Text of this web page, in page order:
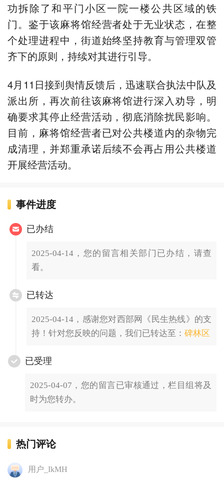
功拆除了和平门小区一院一楼公共区域的铁
门。鉴于该麻将馆经营者处于无业状态，在整
个处理进程中，街道始终坚持教育与管理双管
齐下的原则，持续对其进行引导。
4月11日接到舆情反馈后，迅速联合执法中队及
派出所，再次前往该麻将馆进行深入劝导，明
确要求其停止经营活动，彻底消除扰民影响。
目前，麻将馆经营者已对公共楼道内的杂物完
成清理，并郑重承诺后续不会再占用公共楼道
开展经营活动。
事件进度
已办结
2025-04-14，您的留言相关部门已办结，请查
看。
已转达
2025-04-14，感谢您对西部网《民生热线》的支
持！针对您反映的问题，我们已转达至： 碑林区
已受理
2025-04-07，您的留言已审核通过，栏目组将及
时为您转办。
热门评论
用户_IkMH